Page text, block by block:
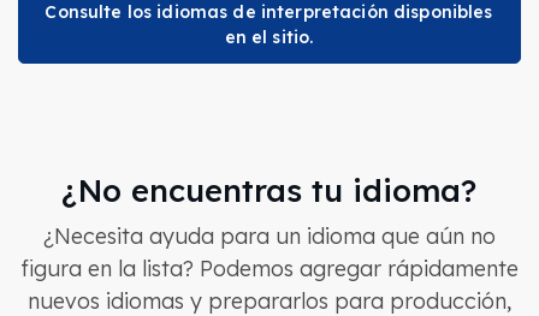
Consulte los idiomas de interpretación disponibles
en el sitio.
¿No encuentras tu idioma?
¿Necesita ayuda para un idioma que aún no
figura en la lista? Podemos agregar rápidamente
nuevos idiomas y prepararlos para producción,